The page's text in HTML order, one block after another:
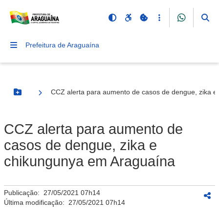
Prefeitura de Araguaína
Botão Menu
CCZ alerta para aumento de casos de dengue, zika
CCZ alerta para aumento de
casos de dengue, zika e
chikungunya em Araguaína
Publicação: 27/05/2021 07h14
Última modificação: 27/05/2021 07h14